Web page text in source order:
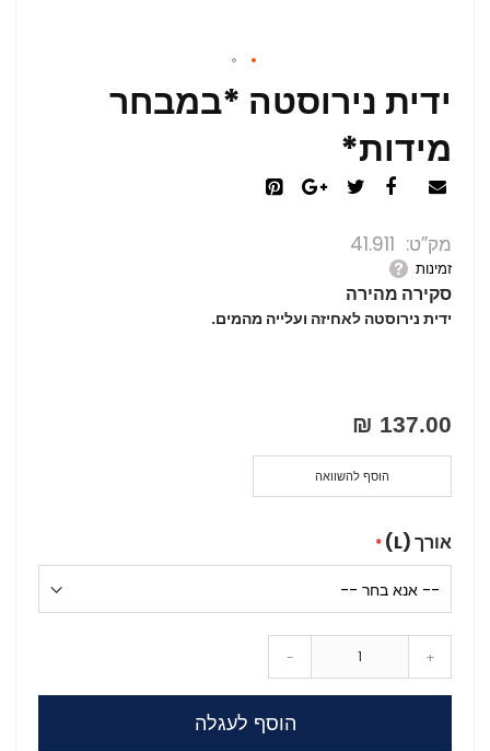
ידית נירוסטה *במבחר
מידות*
מק”ט 41.911
זמינות
סקירה מהירה
ידית נירוסטה לאחיזה ועלייה מהמים.
137.00 ₪
אורך (L)
- +
הוסף לעגלה
הוסף להשוואה